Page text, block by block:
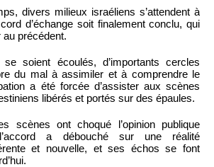
divers milieux israéliens s’attendent à
d’échange soit finalement conclu, qui
au précédent.
soient écoulés, d’importants cercles
du mal à assimiler et à comprendre le
a été forcée d’assister aux scènes
libérés et portés sur des épaules.
scènes ont choqué l’opinion publique
a débouché sur une réalité
et nouvelle, et ses échos se font